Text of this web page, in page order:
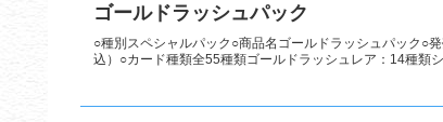
ゴールドラッシュパック
○種別スペシャルパック○商品名ゴールドラッシュパック○
込）○カード種類全55種類ゴールドラッシュレア：14種類